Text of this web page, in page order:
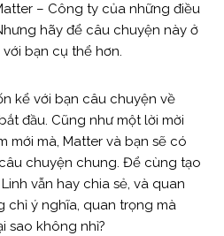
– Công ty của những điều
hãy để câu chuyện này ở
bạn cụ thể hơn.
kể với bạn câu chuyện về
đầu. Cũng như một lời mời
mới mà, Matter và bạn sẽ có
chuyện chung. Để cùng tạo
vẫn hay chia sẻ, và quan
chỉ ý nghĩa, quan trọng mà
sao không nhỉ?